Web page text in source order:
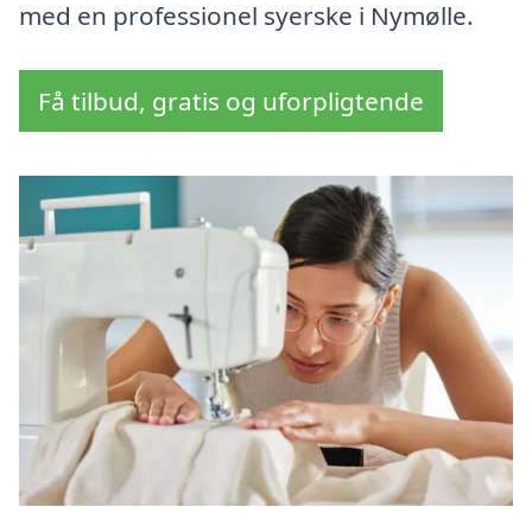
med en professionel syerske i Nymølle.
Få tilbud, gratis og uforpligtende